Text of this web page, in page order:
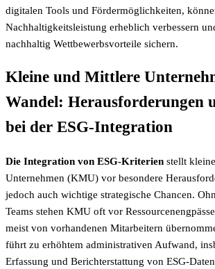
digitalen Tools und Fördermöglichkeiten,
Nachhaltigkeitsleistung erheblich verbessern
nachhaltig Wettbewerbsvorteile sichern.
Kleine und Mittlere
Wandel: Herausforderungen
bei der ESG-Integration
Die Integration von ESG-Kriterien stellt
Unternehmen (KMU) vor besondere
jedoch auch wichtige strategische Chancen.
Teams stehen KMU oft vor
meist von vorhandenen Mitarbeitern
führt zu erhöhtem administrativen Aufwand,
Erfassung und Berichterstattung von ESG-